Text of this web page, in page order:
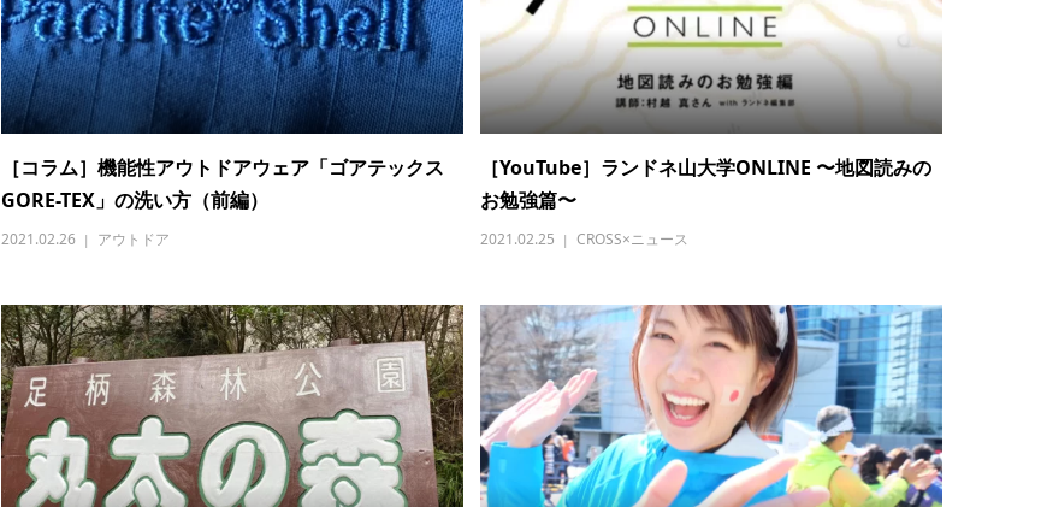
［コラム］機能性アウトドアウェア「ゴアテックス
GORE-TEX」の洗い方（前編）
2021.02.26 アウトドア
［YouTube］ランドネ山大学ONLINE 〜地図読みの
お勉強篇〜
2021.02.25 CROSS×ニュース